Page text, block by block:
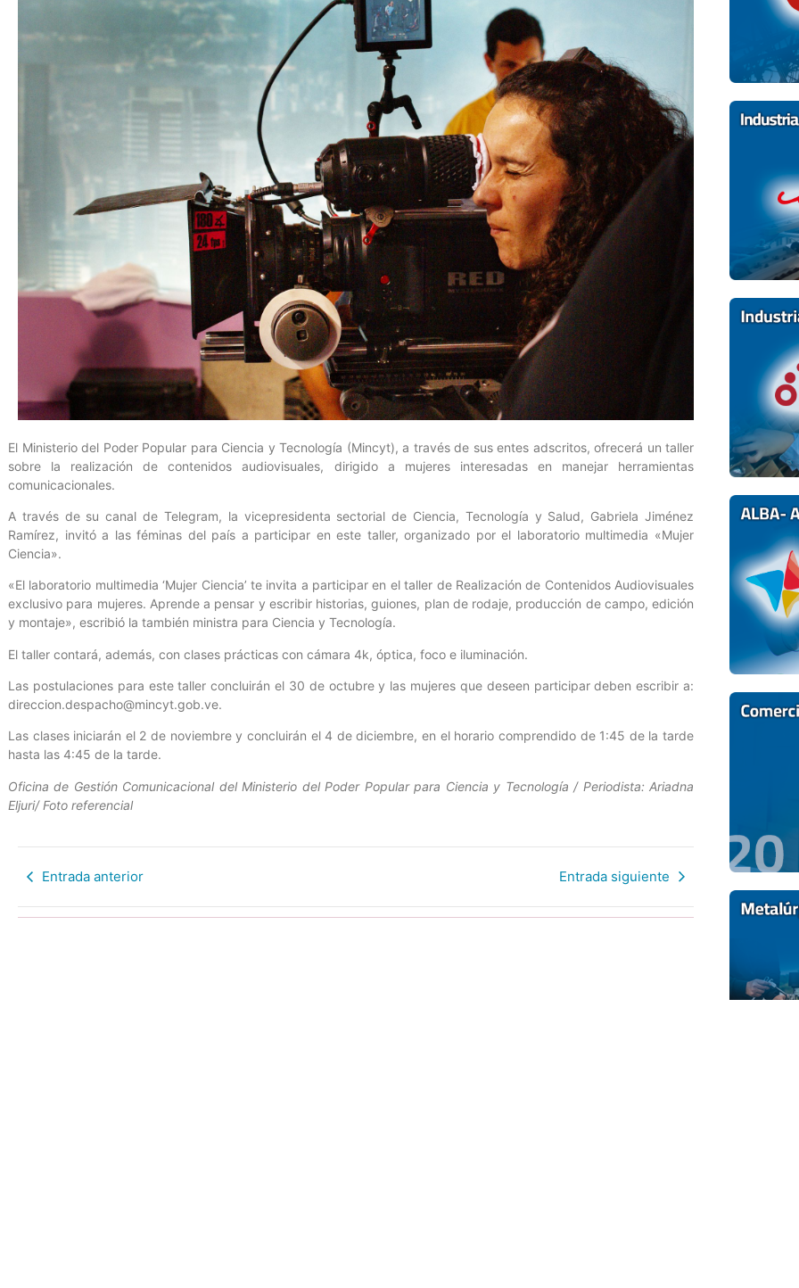
El Ministerio del Poder Popular para Ciencia y Tecnología (Mincyt), a través de sus entes adscritos, ofrecerá un taller
sobre la realización de contenidos audiovisuales, dirigido a mujeres interesadas en manejar herramientas
comunicacionales.
A través de su canal de Telegram, la vicepresidenta sectorial de Ciencia, Tecnología y Salud, Gabriela Jiménez
Ramírez, invitó a las féminas del país a participar en este taller, organizado por el laboratorio multimedia «Mujer
Ciencia».
«El laboratorio multimedia ‘Mujer Ciencia’ te invita a participar en el taller de Realización de Contenidos Audiovisuales
exclusivo para mujeres. Aprende a pensar y escribir historias, guiones, plan de rodaje, producción de campo, edición
y montaje», escribió la también ministra para Ciencia y Tecnología.
El taller contará, además, con clases prácticas con cámara 4k, óptica, foco e iluminación.
Las postulaciones para este taller concluirán el 30 de octubre y las mujeres que deseen participar deben escribir a:
direccion.despacho@mincyt.gob.ve.
Las clases iniciarán el 2 de noviembre y concluirán el 4 de diciembre, en el horario comprendido de 1:45 de la tarde
hasta las 4:45 de la tarde.
Oficina de Gestión Comunicacional del Ministerio del Poder Popular para Ciencia y Tecnología / Periodista: Ariadna
Eljuri/ Foto referencial
Entrada anterior Entrada siguiente